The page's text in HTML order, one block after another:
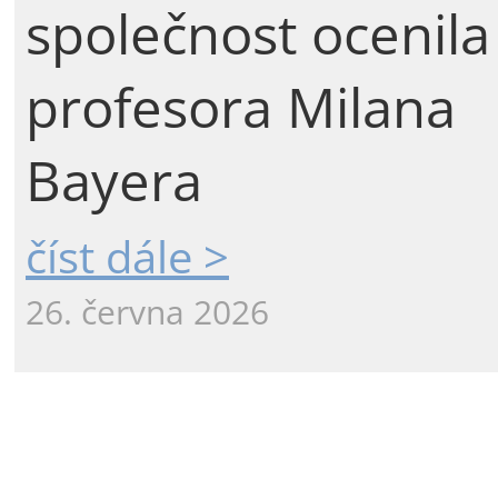
společnost ocenila
profesora Milana
Bayera
číst dále >
26. června 2026